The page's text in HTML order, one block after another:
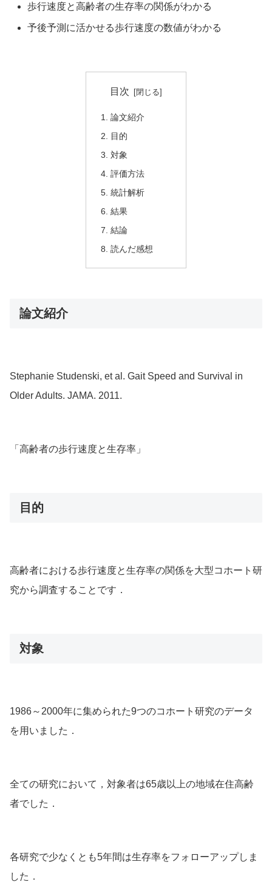
歩行速度と高齢者の生存率の関係がわかる
予後予測に活かせる歩行速度の数値がわかる
目次
論文紹介
目的
対象
評価方法
統計解析
結果
結論
読んだ感想
論文紹介
Stephanie Studenski, et al. Gait Speed and Survival in
Older Adults. JAMA. 2011.
「高齢者の歩行速度と生存率」
目的
高齢者における歩行速度と生存率の関係を大型コホート研
究から調査することです．
対象
1986～2000年に集められた9つのコホート研究のデータ
を用いました．
全ての研究において，対象者は65歳以上の地域在住高齢
者でした．
各研究で少なくとも5年間は生存率をフォローアップしま
した．